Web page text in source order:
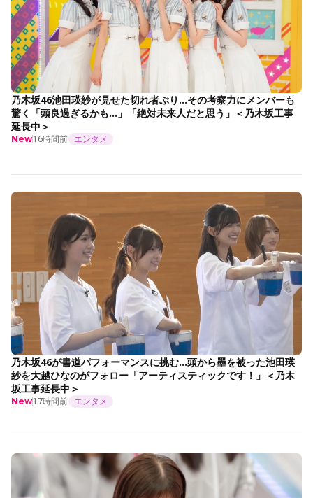
乃木坂46池田瑛紗が見せた切れ者ぶり…その考察力にメンバーも
驚く「頭良過ぎるかも…」「絶対未来人だと思う」＜乃木坂工事
延長中＞
New16時間前 エンタメ
乃木坂46が書道パフォーマンスに挑む…頭から墨を被った池田瑛
紗を大越ひなのがフォロー「アーティスティックです！」＜乃木
坂工事延長中＞
New17時間前 エンタメ